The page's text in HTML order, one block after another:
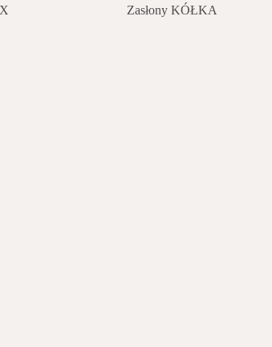
Zasłony KÓŁKA